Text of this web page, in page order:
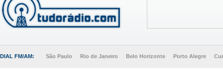
DIAL FM/AM: São Paulo Rio de Janeiro Belo Horizonte Porto Alegre